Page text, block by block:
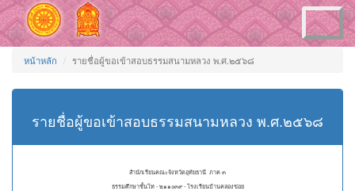
Toggle
navigation
หน้าหลัก รายชื่อผู้ขอเข้าสอบธรรมสนามหลวง พ.ศ.๒๕๖๘
รายชื่อผู้ขอเข้าสอบธรรมสนามหลวง พ.ศ.๒๕๖๘
สำนักเรียนคณะจังหวัดอุทัยธานี ภาค ๓
ธรรมศึกษาชั้นโท - ๒๑๑๐๓๙ - โรงเรียนบ้านคลองข่อย